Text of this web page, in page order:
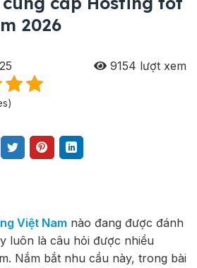
2026
9154 lượt xem
Việt Nam nào đang được đánh
luôn là câu hỏi được nhiều
Nắm bắt nhu cầu này, trong bài